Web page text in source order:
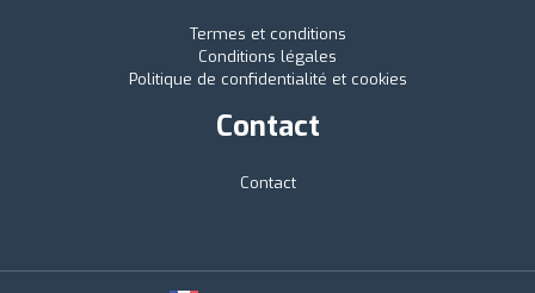
Termes et conditions
Conditions légales
Politique de confidentialité et cookies
Contact
Contact